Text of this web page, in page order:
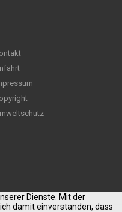
Dienste. Mit der
damit einverstanden, dass